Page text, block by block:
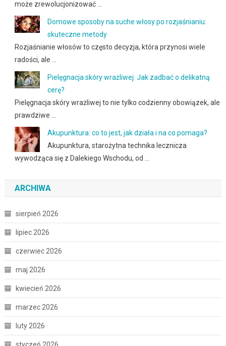
może zrewolucjonizować …
Domowe sposoby na suche włosy po rozjaśnianiu:
skuteczne metody
Rozjaśnianie włosów to często decyzja, która przynosi wiele
radości, ale …
Pielęgnacja skóry wrażliwej: Jak zadbać o delikatną
cerę?
Pielęgnacja skóry wrażliwej to nie tylko codzienny obowiązek, ale
prawdziwe …
Akupunktura: co to jest, jak działa i na co pomaga?
Akupunktura, starożytna technika lecznicza
wywodząca się z Dalekiego Wschodu, od …
ARCHIWA
sierpień 2026
lipiec 2026
czerwiec 2026
maj 2026
kwiecień 2026
marzec 2026
luty 2026